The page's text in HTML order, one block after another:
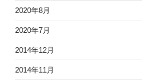
2020年8月
2020年7月
2014年12月
2014年11月